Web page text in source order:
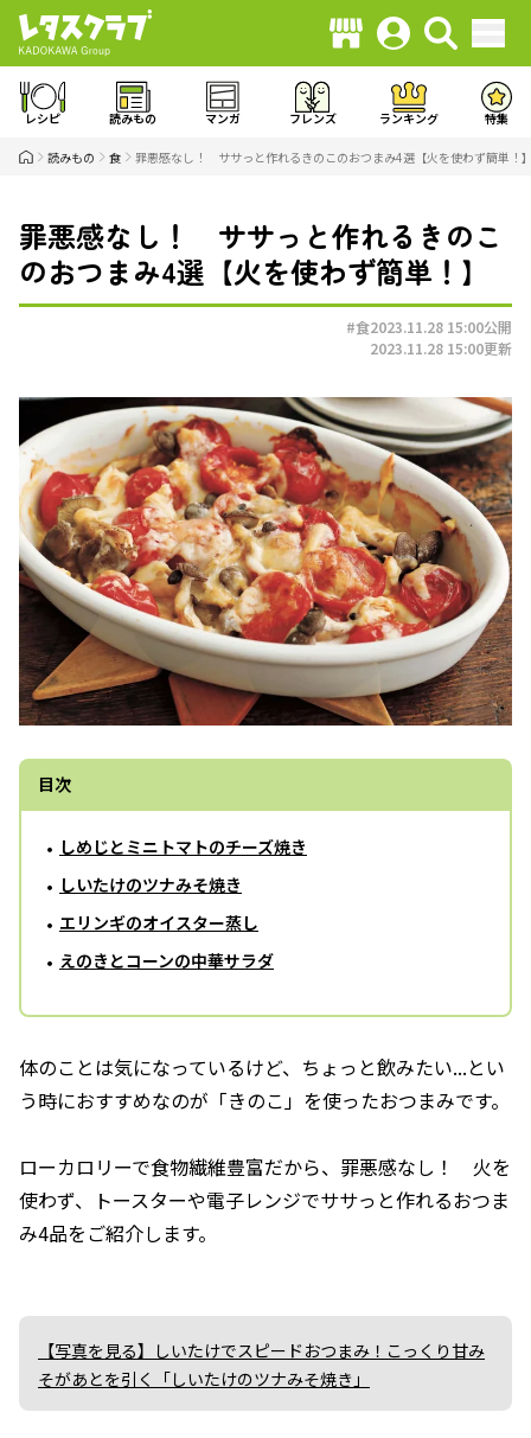
レシピ 読みもの マンガ フレンズ ランキング 特集
読みもの 食 罪悪感なし！ ササっと作れるきのこのおつまみ4選【火を使わず簡単！
罪悪感なし！ ササっと作れるきのこ
のおつまみ4選【火を使わず簡単！】
#食2023.11.28 15:00公開
2023.11.28 15:00更新
目次
しめじとミニトマトのチーズ焼き
しいたけのツナみそ焼き
エリンギのオイスター蒸し
えのきとコーンの中華サラダ
体のことは気になっているけど、ちょっと飲みたい...とい
う時におすすめなのが「きのこ」を使ったおつまみです。
ローカロリーで食物繊維豊富だから、罪悪感なし！ 火を
使わず、トースターや電子レンジでササっと作れるおつま
み4品をご紹介します。
【写真を見る】しいたけでスピードおつまみ！こっくり甘み
そがあとを引く「しいたけのツナみそ焼き」